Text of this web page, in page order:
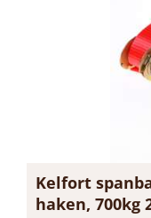
Kelfort
haken, 700kg